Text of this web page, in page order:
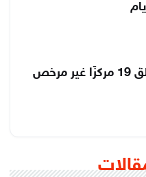
أخبار × 24 ساعة.. الصحة تغلق 19 مركزًا غير مرخص